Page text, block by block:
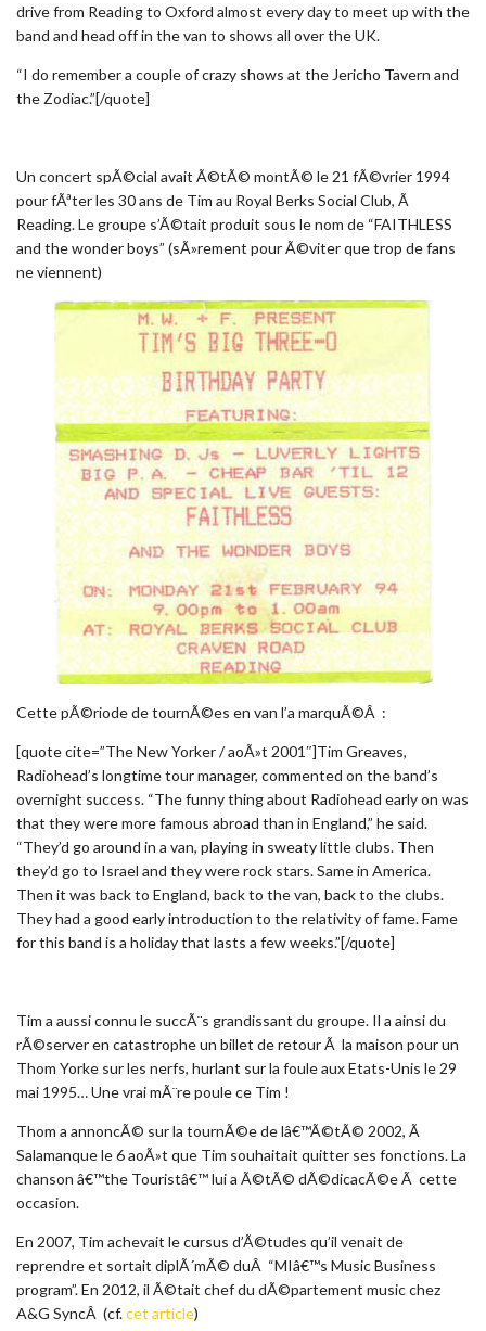
drive from Reading to Oxford almost every day to meet up with the
band and head off in the van to shows all over the UK.
“I do remember a couple of crazy shows at the Jericho Tavern and
the Zodiac.”[/quote]
Un concert spÃ©cial avait Ã©tÃ© montÃ© le 21 fÃ©vrier 1994
pour fÃªter les 30 ans de Tim au Royal Berks Social Club, Ã
Reading. Le groupe s’Ã©tait produit sous le nom de “FAITHLESS
and the wonder boys” (sÃ»rement pour Ã©viter que trop de fans
ne viennent)
Cette pÃ©riode de tournÃ©es en van l’a marquÃ©Â :
[quote cite=”The New Yorker / aoÃ»t 2001″]Tim Greaves,
Radiohead’s longtime tour manager, commented on the band’s
overnight success. “The funny thing about Radiohead early on was
that they were more famous abroad than in England,” he said.
“They’d go around in a van, playing in sweaty little clubs. Then
they’d go to Israel and they were rock stars. Same in America.
Then it was back to England, back to the van, back to the clubs.
They had a good early introduction to the relativity of fame. Fame
for this band is a holiday that lasts a few weeks.”[/quote]
Tim a aussi connu le succÃ¨s grandissant du groupe. Il a ainsi du
rÃ©server en catastrophe un billet de retour Ã la maison pour un
Thom Yorke sur les nerfs, hurlant sur la foule aux Etats-Unis le 29
mai 1995… Une vrai mÃ¨re poule ce Tim !
Thom a annoncÃ© sur la tournÃ©e de lâ€™Ã©tÃ© 2002, Ã
Salamanque le 6 aoÃ»t que Tim souhaitait quitter ses fonctions. La
chanson â€™the Touristâ€™ lui a Ã©tÃ© dÃ©dicacÃ©e Ã cette
occasion.
En 2007, Tim achevait le cursus d’Ã©tudes qu’il venait de
reprendre et sortait diplÃ´mÃ© duÂ “MIâ€™s Music Business
program”. En 2012, il Ã©tait chef du dÃ©partement music chez
A&G SyncÂ (cf.cet article)